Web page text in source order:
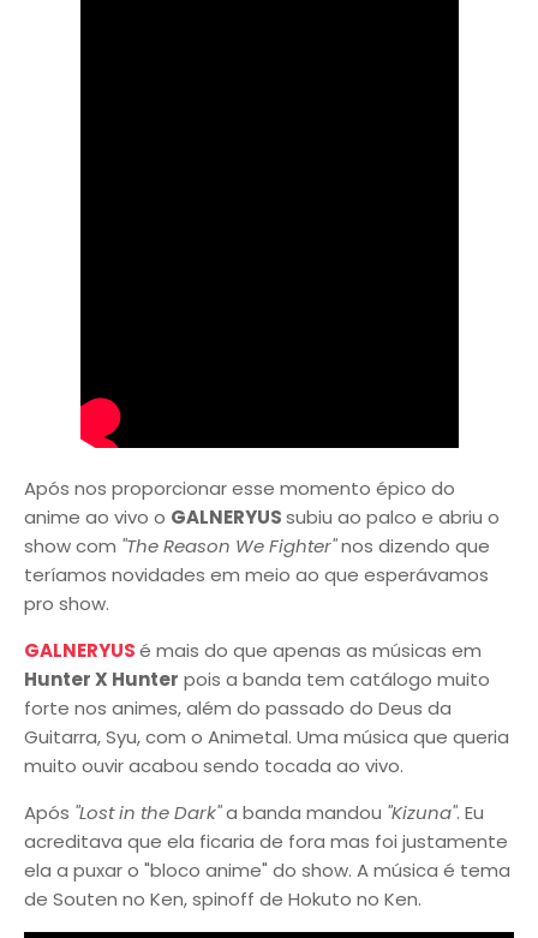
Após nos proporcionar esse momento épico do
anime ao vivo o GALNERYUSsubiu ao palco e abriu o
show com "The Reason We Fighter"nos dizendo que
teríamos novidades em meio ao que esperávamos
pro show.
GALNERYUSé mais do que apenas as músicas em
Hunter X Hunter pois a banda tem catálogo muito
forte nos animes, além do passado do Deus da
Guitarra, Syu, com o Animetal. Uma música que queria
muito ouvir acabou sendo tocada ao vivo.
Após "Lost in the Dark"a banda mandou "Kizuna". Eu
acreditava que ela ficaria de fora mas foi justamente
ela a puxar o "bloco anime" do show. A música é tema
de Souten no Ken, spinoff de Hokuto no Ken.